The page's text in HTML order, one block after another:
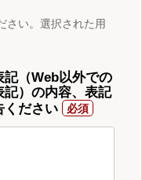
さい。選択された用
記（Web以外での
記）の内容、表記
ください